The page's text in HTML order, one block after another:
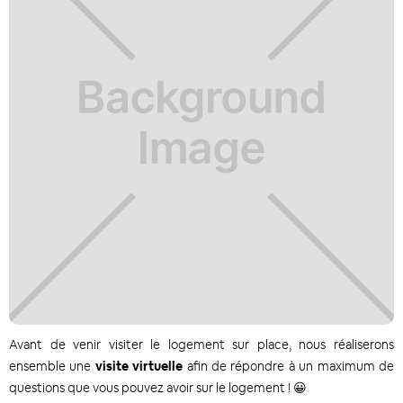
Avant de venir visiter le logement sur place, nous réaliserons
ensemble une visite virtuelle afin de répondre à un maximum de
questions que vous pouvez avoir sur le logement ! 😀